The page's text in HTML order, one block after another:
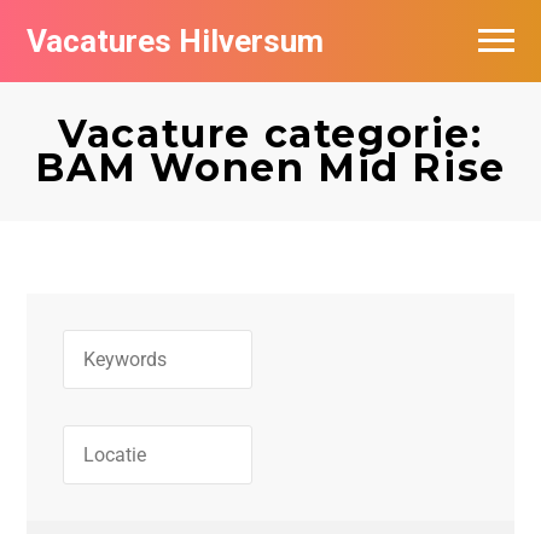
Vacatures Hilversum
Vacature categorie:
BAM Wonen Mid Rise
Vacatures per bedrijf in Hilversum
De populairste vacatures in Hilversum